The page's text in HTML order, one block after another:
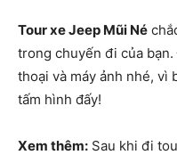
Tour xe Jeep Mũi Né
trong chuyến đi của
thoại và máy ảnh nhé, vì
tấm hình đấy!
Xem thêm: Sau khi đi